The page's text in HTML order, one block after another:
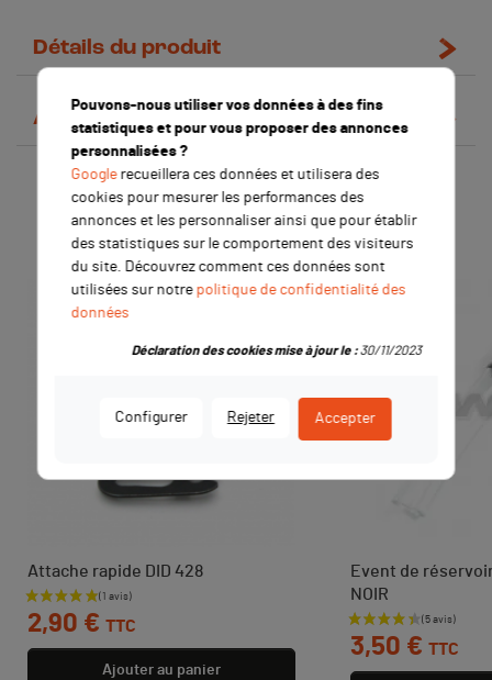
Détails du produit
Avis clients
Les clients qui ont acheté ce
produit ont également acheté :
Attache rapide DID 428
Prix
2,90 € TTC
Ajouter au panier
Event de
NOIR
Prix
3,50 € TTC
Pouvons-nous utiliser vos données à des fins
statistiques et pour vous proposer des annonces
personnalisées ?
Googlerecueillera ces données et utilisera des
cookies pour mesurer les performances des
annonces et les personnaliser ainsi que pour établir
des statistiques sur le comportement des visiteurs
du site. Découvrez comment ces données sont
utilisées sur notre politique de confidentialité des
données
Configurer Rejeter Accepter
Déclaration des cookies mise à jour le :30/11/2023